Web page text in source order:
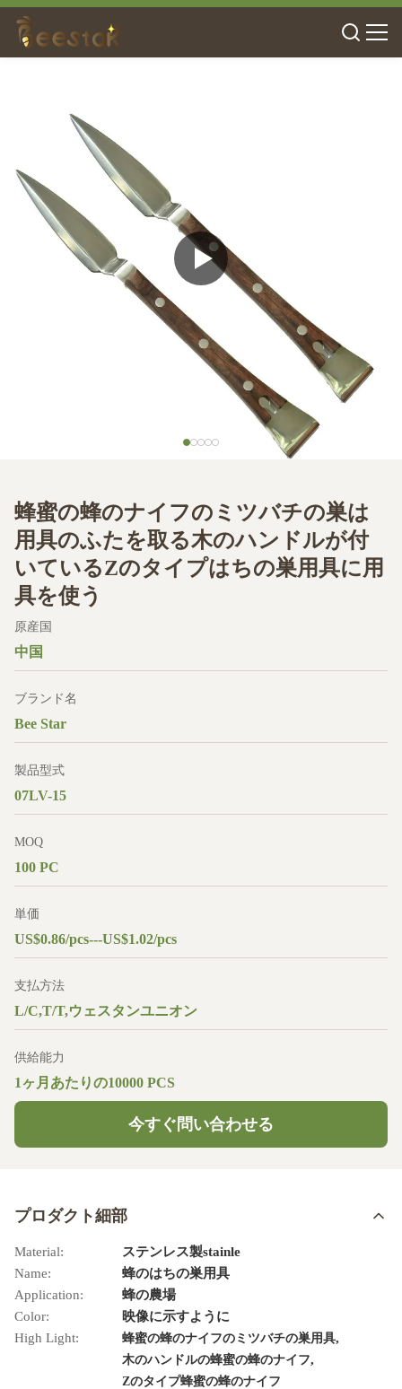
蜂蜜の蜂のナイフのミツバチの巣は
用具のふたを取る木のハンドルが付
いているZのタイプはちの巣用具に用
具を使う
原産国
中国
ブランド名
Bee Star
製品型式
07LV-15
MOQ
100 PC
単価
US$0.86/pcs---US$1.02/pcs
支払方法
L/C,T/T,ウェスタンユニオン
供給能力
1ヶ月あたりの10000 PCS
今すぐ問い合わせる
プロダクト細部
Material:
ステンレス製stainle
Name:
蜂のはちの巣用具
Application:
蜂の農場
Color:
映像に示すように
High Light:
蜂蜜の蜂のナイフのミツバチの巣用具,
木のハンドルの蜂蜜の蜂のナイフ,
Zのタイプ蜂蜜の蜂のナイフ